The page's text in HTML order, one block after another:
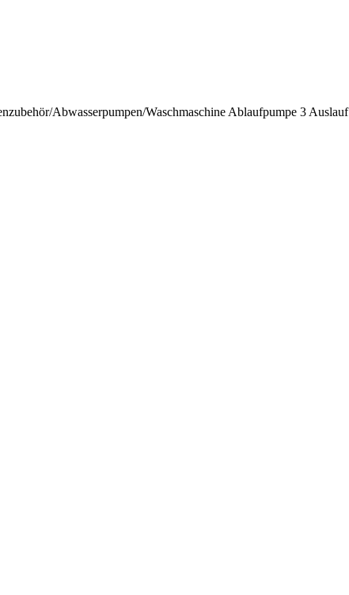
Abwasserpumpen/Waschmaschine Ablaufpumpe 3 Auslauf